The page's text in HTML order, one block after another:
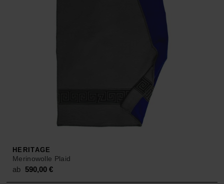
HERITAGE
Merinowolle Plaid
ab 590,00€